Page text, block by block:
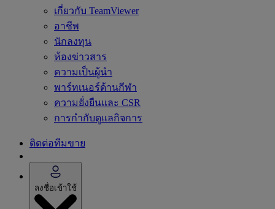
เกี่ยวกับ TeamViewer
อาชีพ
นักลงทุน
ห้องข่าวสาร
ความเป็นผู้นำ
พาร์ทเนอร์ด้านกีฬา
ความยั่งยืนและ CSR
การกำกับดูแลกิจการ
ติดต่อทีมขาย
ลงชื่อเข้าใช้